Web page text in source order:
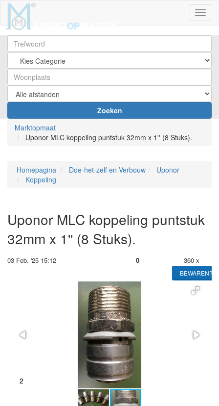
Zoeken
Marktopmaat
Uponor MLC koppeling puntstuk 32mm x 1'' (8 Stuks).
Homepagina Doe-het-zelf en Verbouw
Uponor
Koppeling
Uponor MLC koppeling puntstuk
32mm x 1'' (8 Stuks).
03 Feb. '25 15:12 0 360 x
BEWAREN?
2